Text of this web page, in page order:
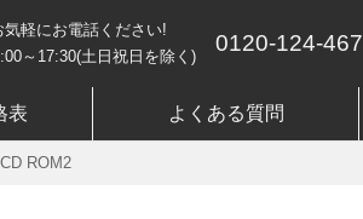
気軽にお電話ください!
～17:30(土日祝日を除く)
0120-124-467
表 よくある質問
ROM2